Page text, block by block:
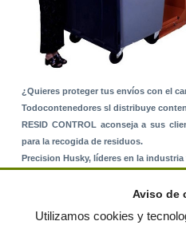
¿Quieres proteger tus envíos con el
Todocontenedores sl distribuye
RESID CONTROL aconseja a sus
para la recogida de residuos.
Precision Husky, líderes en la
Aviso de
Utilizamos cookies y